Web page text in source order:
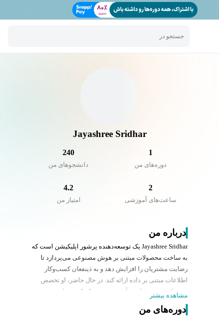
جستجو در
Jayashree Sridhar
1
دوره‌های من
240
دانشجو‌های من
2
ساعت‌های آموزشی
4.2
امتیاز من
درباره من
Jayashree Sridhar یک توسعه‌دهنده پرشور اپلیکیشن است که
به ساخت محصولات مبتنی بر هوش مصنوعی می‌پردازد تا
رضایت مشتریان را افزایش دهد و به ذینفعان کسب‌وکار
اطلاعات مبتنی بر داده ارائه کند. در حال حاضر، او تخصص
خود را در بخش فناوری آموزشی متمرکز کرده و از هوش
مصنوعی مولد برای انقلاب در تجربه‌های یادگیری استفاده
می‌کند. جایاشری متعهد است که از هوش مصنوعی برای
مشاهده بیشتر
دوره‌های من